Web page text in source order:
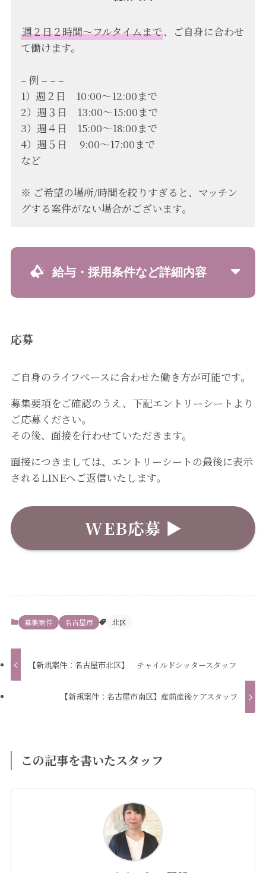
週２日２時間〜フルタイムまで、ご自身に合わせ
て働けます。
– 例 – – –
1）週２日 10:00〜12:00まで
2）週３日 13:00〜15:00まで
3）週４日 15:00〜18:00まで
4）週５日 9:00〜17:00まで
など
※ ご希望の場所/時間を絞りすぎると、マッチン
グする案件がない場合がございます。
給与・採用条件など詳細内容
応募
ご自身のライフぺースに合わせた働き方が可能です。
募集要項をご確認のうえ、下記エントリーシートより
ご応募ください。
その後、面接を行わせていただきます。
面接につきましては、エントリーシートの最後に表示
されるLINEへご返信いたします。
WEB応募 ▶︎
募集案件 名古屋市 北区
【新規案件：名古屋市北区】 チャイルドシッタースタッフ
【新規案件：名古屋市南区】産前産後ケアスタッフ
この記事を書いたスタッフ